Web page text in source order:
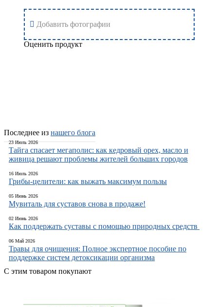
Добавить фотографии
Оценить продукт
Последнее из нашего блога
23 Июль 2026
Тайга спасает мегаполис: как кедровый орех, масло и
живица решают проблемы жителей больших городов
16 Июль 2026
Грибы-целители: как выжать максимум пользы
05 Июнь 2026
Мувиталь для суставов снова в продаже!
02 Июнь 2026
Как поддержать суставы с помощью природных средств
06 Май 2026
Травы для очищения: Полное экспертное пособие по
поддержке систем детоксикации организма
С этим товаром покупают